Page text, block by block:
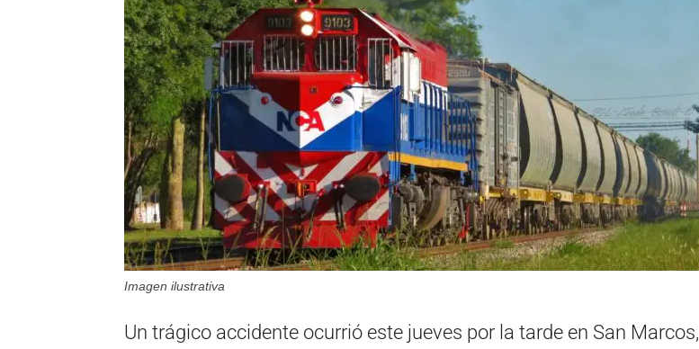
Imagen ilustrativa
Un trágico accidente ocurrió este jueves por la tarde en San Marcos,